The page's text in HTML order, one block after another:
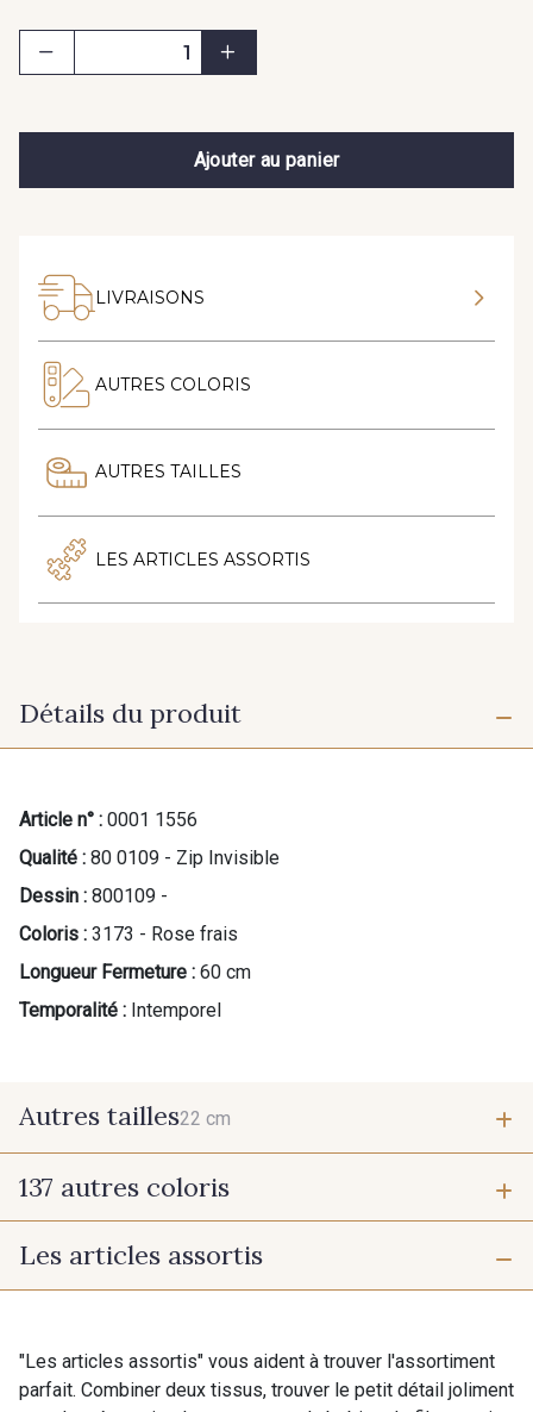
Ajouter au panier
LIVRAISONS
AUTRES COLORIS
AUTRES TAILLES
LES ARTICLES ASSORTIS
Détails du produit
Article n° : 0001 1556
Qualité : 80 0109 - Zip Invisible
Dessin : 800109 -
Coloris : 3173 - Rose frais
Longueur Fermeture : 60 cm
Temporalité : Intemporel
Autres tailles22 cm
22 cm
137 autres coloris
9700 - Noir
Les articles assortis
"Les articles assortis" vous aident à trouver l'assortiment
parfait. Combiner deux tissus, trouver le petit détail joliment